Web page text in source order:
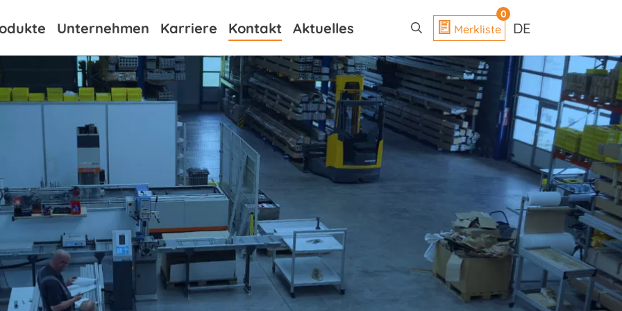
Unternehmen Karriere Kontakt Aktuelles
0
Merkliste DE